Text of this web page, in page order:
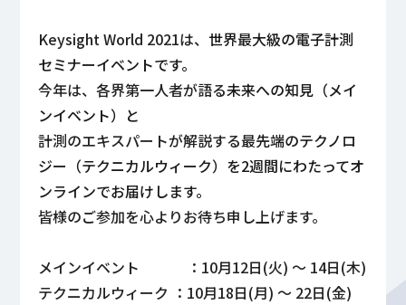
Keysight World 2021は、世界最大級の電子計測
セミナーイベントです。
今年は、各界第一人者が語る未来への知見（メイ
ンイベント）と
計測のエキスパートが解説する最先端のテクノロ
ジー（テクニカルウィーク）を2週間にわたってオ
ンラインでお届けします。
皆様のご参加を心よりお待ち申し上げます。
メインイベント ：10月12日(火) ～ 14日(木)
テクニカルウィーク ：10月18日(月) ～ 22日(金)